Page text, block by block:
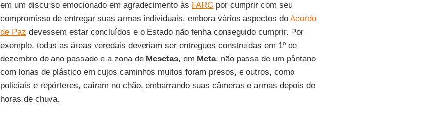
em um discurso emocionado em agradecimento às FARCpor cumprir com seu
compromisso de entregar suas armas individuais, embora vários aspectos do Acordo
de Paz devessem estar concluídos e o Estado não tenha conseguido cumprir. Por
exemplo, todas as áreas veredais deveriam ser entregues construídas em 1º de
dezembro do ano passado e a zona de Mesetas, em Meta, não passa de um pântano
com lonas de plástico em cujos caminhos muitos foram presos, e outros, como
policiais e repórteres, caíram no chão, embarrando suas câmeras e armas depois de
horas de chuva.